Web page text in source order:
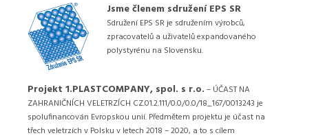
Jsme členem sdružení EPS SR
Sdružení EPS SR je sdružením výrobců,
zpracovatelů a uživatelů expandovaného
polystyrénu na Slovensku.
Projekt 1.PLASTCOMPANY, spol. s r.o. – ÚČAST NA
ZAHRANIČNÍCH VELETRZÍCH CZ.01.2.111/0.0/0.0/18_167/0013243 je
spolufinancován Evropskou unií. Předmětem projektu je účast na
třech veletrzích v Polsku v letech 2018 – 2020, a to s cílem